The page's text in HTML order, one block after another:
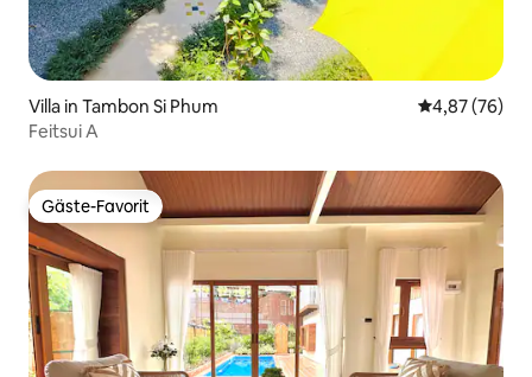
Villa in Tambon Si Phum
4,87 (76)
Feitsui A
Gäste-Favorit
Gäste-Favorit